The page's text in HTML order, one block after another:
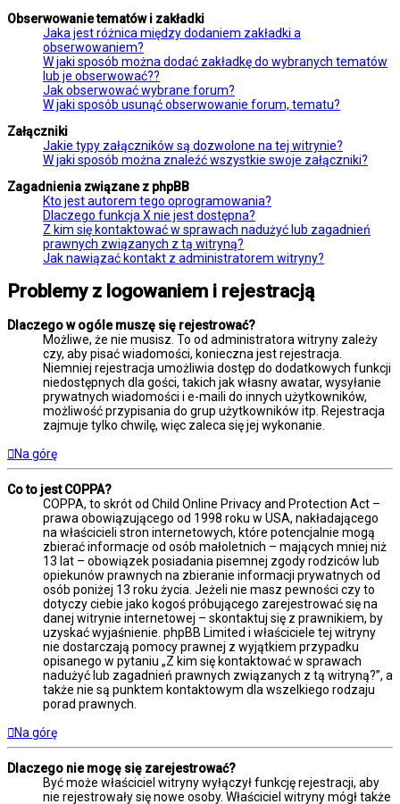
Obserwowanie tematów i zakładki
Jaka jest różnica między dodaniem zakładki a
obserwowaniem?
W jaki sposób można dodać zakładkę do wybranych tematów
lub je obserwować??
Jak obserwować wybrane forum?
W jaki sposób usunąć obserwowanie forum, tematu?
Załączniki
Jakie typy załączników są dozwolone na tej witrynie?
W jaki sposób można znaleźć wszystkie swoje załączniki?
Zagadnienia związane z phpBB
Kto jest autorem tego oprogramowania?
Dlaczego funkcja X nie jest dostępna?
Z kim się kontaktować w sprawach nadużyć lub zagadnień
prawnych związanych z tą witryną?
Jak nawiązać kontakt z administratorem witryny?
Problemy z logowaniem i rejestracją
Dlaczego w ogóle muszę się rejestrować?
Możliwe, że nie musisz. To od administratora witryny zależy
czy, aby pisać wiadomości, konieczna jest rejestracja.
Niemniej rejestracja umożliwia dostęp do dodatkowych funkcji
niedostępnych dla gości, takich jak własny awatar, wysyłanie
prywatnych wiadomości i e-maili do innych użytkowników,
możliwość przypisania do grup użytkowników itp. Rejestracja
zajmuje tylko chwilę, więc zaleca się jej wykonanie.
Na górę
Co to jest COPPA?
COPPA, to skrót od Child Online Privacy and Protection Act –
prawa obowiązującego od 1998 roku w USA, nakładającego
na właścicieli stron internetowych, które potencjalnie mogą
zbierać informacje od osób małoletnich – mających mniej niż
13 lat – obowiązek posiadania pisemnej zgody rodziców lub
opiekunów prawnych na zbieranie informacji prywatnych od
osób poniżej 13 roku życia. Jeżeli nie masz pewności czy to
dotyczy ciebie jako kogoś próbującego zarejestrować się na
danej witrynie internetowej – skontaktuj się z prawnikiem, by
uzyskać wyjaśnienie. phpBB Limited i właściciele tej witryny
nie dostarczają pomocy prawnej z wyjątkiem przypadku
opisanego w pytaniu „Z kim się kontaktować w sprawach
nadużyć lub zagadnień prawnych związanych z tą witryną?”, a
także nie są punktem kontaktowym dla wszelkiego rodzaju
porad prawnych.
Na górę
Dlaczego nie mogę się zarejestrować?
Być może właściciel witryny wyłączył funkcję rejestracji, aby
nie rejestrowały się nowe osoby. Właściciel witryny mógł także